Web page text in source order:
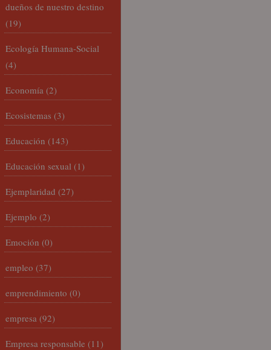
dueños de nuestro destino
(19)
Ecología Humana-Social
(4)
Economía (2)
Ecosistemas (3)
Educación (143)
Educación sexual (1)
Ejemplaridad (27)
Ejemplo (2)
Emoción (0)
empleo (37)
emprendimiento (0)
empresa (92)
Empresa responsable (11)